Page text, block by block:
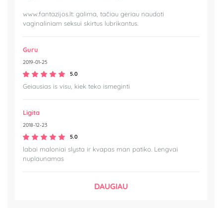
www.fantazijos.lt: galima, tačiau geriau naudoti
vaginaliniam seksui skirtus lubrikantus.
Guru
2019-01-25
5.0
Geiausias is visu, kiek teko ismeginti
Ligita
2018-12-23
5.0
labai maloniai slysta ir kvapas man patiko. Lengvai
nuplaunamas
DAUGIAU